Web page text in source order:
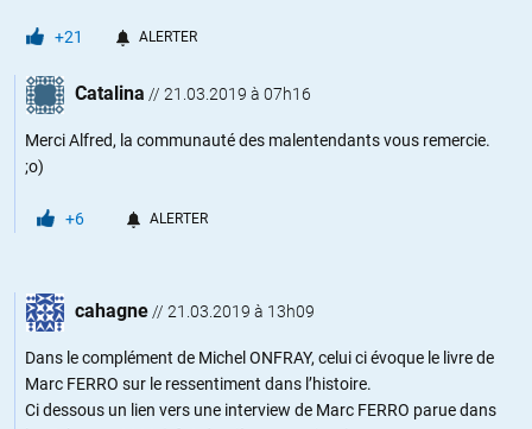
+21 ALERTER
Catalina // 21.03.2019 à 07h16
Merci Alfred, la communauté des malentendants vous remercie.
;o)
+6 ALERTER
cahagne // 21.03.2019 à 13h09
Dans le complément de Michel ONFRAY, celui ci évoque le livre de
Marc FERRO sur le ressentiment dans l’histoire.
Ci dessous un lien vers une interview de Marc FERRO parue dans